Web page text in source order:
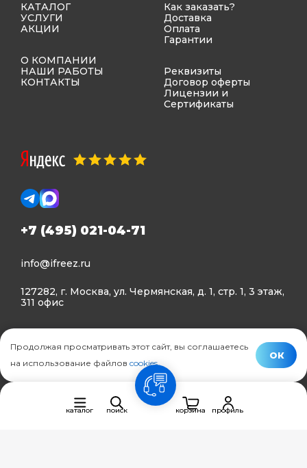
КАТАЛОГ
УСЛУГИ
АКЦИИ
О КОМПАНИИ
НАШИ РАБОТЫ
КОНТАКТЫ
Как заказать?
Доставка
Оплата
Гарантии
Реквизиты
Договор оферты
Лицензии и
Сертификаты
+7 (495) 021-04-71
info@ifreez.ru
127282, г. Москва, ул. Чермянская, д. 1, стр. 1, 3 этаж,
311 офис
Политика конфиденциальности
© Ifreez - продажа и установка климатической техники,
каталог поиск
связь
корзина
профиль
Продолжая просматривать этот сайт, вы соглашаетесь
на использование файлов cookies.
ОК